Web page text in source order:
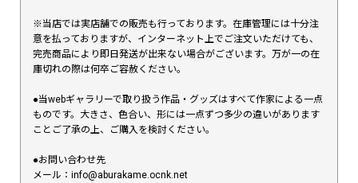
※当店では実店舗での販売も行っております。在庫管理には十分注
意を払っておりますが、インターネット上でご注文いただけても、
完売商品により即日発送が出来ない場合がございます。万が一の在
庫切れの際は何卒ご容赦ください。
●当webギャラリーで取り扱う作品・グッズはすべて作家による一点
ものです。大きさ、色合い、形には一点ずつ多少の違いがあります
ことご了承の上、ご購入を検討ください。
●お問い合わせ先
メール：info@aburakame.ocnk.net